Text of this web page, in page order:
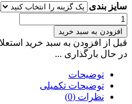
سایز بندی
مچ
بند
قابل
تنظیم
الاستیک
استرپ
افزودن به سبد خرید
قبل از افزودن به سبد خرید استعلام
در حال بارگذاری ...
توضیحات
توضیحات تکمیلی
نظرات (0)